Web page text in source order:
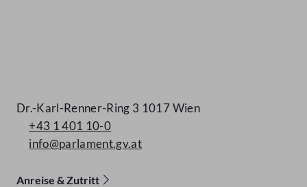
Dr.-Karl-Renner-Ring 3 1017 Wien
+43 1 401 10-0
info@parlament.gv.at
Anreise & Zutritt